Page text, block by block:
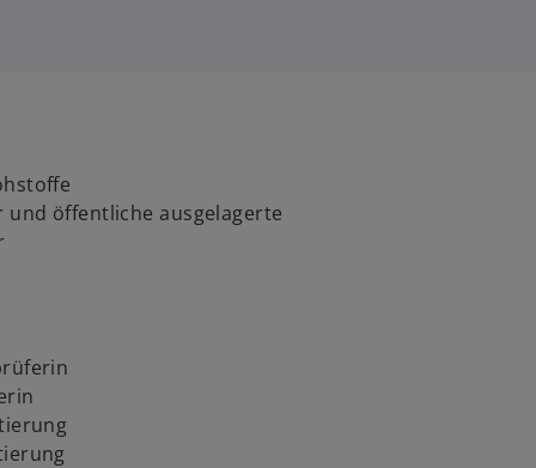
öffentliche ausgelagerte